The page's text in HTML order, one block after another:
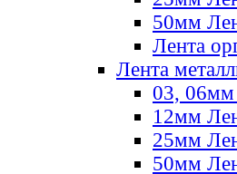
50мм
Лента
Лента
03, 06мм
12мм
25мм
50мм